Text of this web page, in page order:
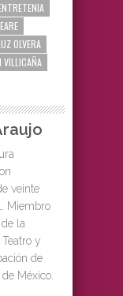
OLVERA
VILLICAÑA
veinte
Miembro
la
y
de
México.